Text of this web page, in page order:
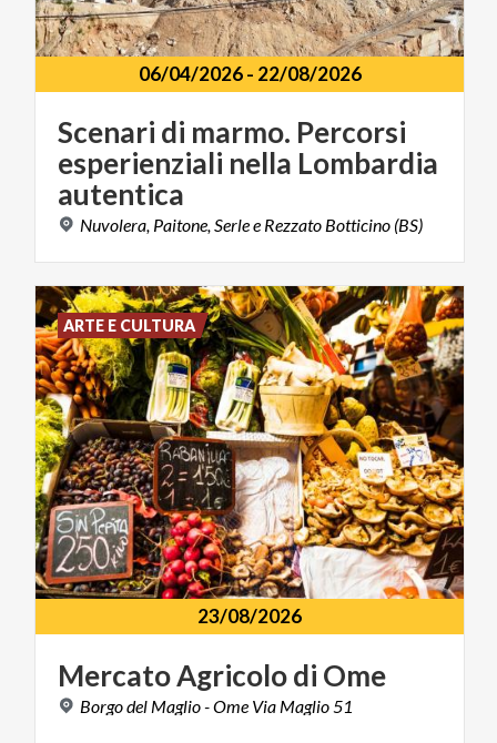
06/04/2026- 22/08/2026
Scenari di marmo. Percorsi
esperienziali nella Lombardia
autentica
Nuvolera, Paitone,Serlee Rezzato Botticino (BS)
23/08/2026
MercatoAgricolodi Ome
Borgodel Maglio-Ome Via Maglio 51
ARTE E CULTURA